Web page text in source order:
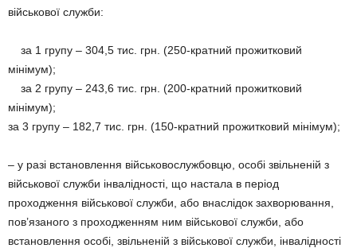
військової служби:
за 1 групу – 304,5 тис. грн. (250-кратний прожитковий
мінімум);
за 2 групу – 243,6 тис. грн. (200-кратний прожитковий
мінімум);
за 3 групу – 182,7 тис. грн. (150-кратний прожитковий мінімум);
– у разі встановлення військовослужбовцю, особі звільненій з
військової служби інвалідності, що настала в період
проходження військової служби, або внаслідок захворювання,
пов’язаного з проходженням ним військової служби, або
встановлення особі, звільненій з військової служби, інвалідності